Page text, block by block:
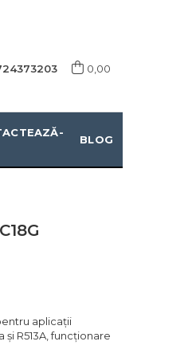
0,00
BLOG
aplicații
R513A, funcționare